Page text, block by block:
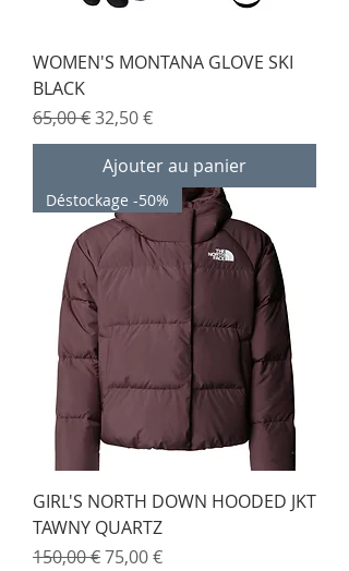
WOMEN'S MONTANA GLOVE SKI
BLACK
Prix original
65,00 €Prix promotionnel
32,50 €
Ajouter au panier
Déstockage -50%
GIRL'S NORTH DOWN HOODED JKT
TAWNY QUARTZ
Prix original
150,00 €Prix promotionnel
75,00 €